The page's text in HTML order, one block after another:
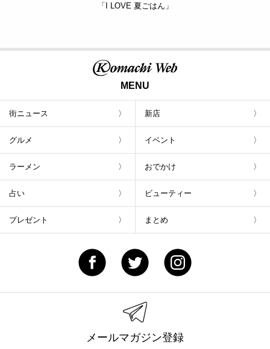
「I LOVE 夏ごはん」
MENU
街ニュース 新店
グルメ イベント
ラーメン おでかけ
占い ビューティー
プレゼント まとめ
メールマガジン登録